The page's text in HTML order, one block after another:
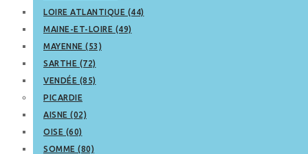
LOIRE ATLANTIQUE (44)
MAINE-ET-LOIRE (49)
MAYENNE (53)
SARTHE (72)
VENDÉE (85)
PICARDIE
AISNE (02)
OISE (60)
SOMME (80)